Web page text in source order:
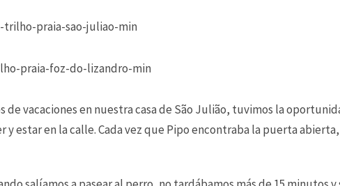
de vacaciones en nuestra casa de São Julião, tuvimos la
estar en la calle. Cada vez que Pipo encontraba la puerta